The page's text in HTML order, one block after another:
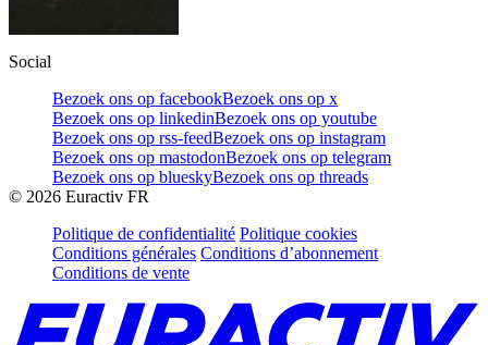
Social
Bezoek ons op facebookBezoek ons op x
Bezoek ons op linkedinBezoek ons op youtube
Bezoek ons op rss-feedBezoek ons op instagram
Bezoek ons op mastodonBezoek ons op telegram
Bezoek ons op blueskyBezoek ons op threads
© 2026 Euractiv FR
Politique de confidentialité Politique cookies
Conditions générales Conditions d’abonnement
Conditions de vente